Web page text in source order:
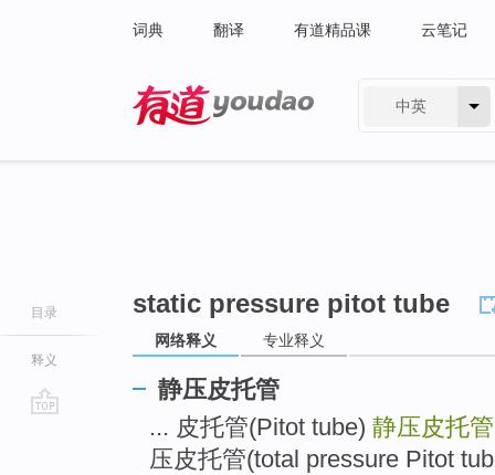
词典 翻译 有道精品课 云笔记
中英
目录
释义
static pressure pitot tube
网络释义 专业释义
静压皮托管
... 皮托管(Pitot tube) 静压皮托管
压皮托管(total pressure Pitot